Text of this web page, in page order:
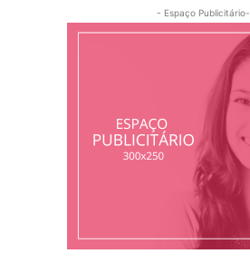
- Espaço Publicitário-